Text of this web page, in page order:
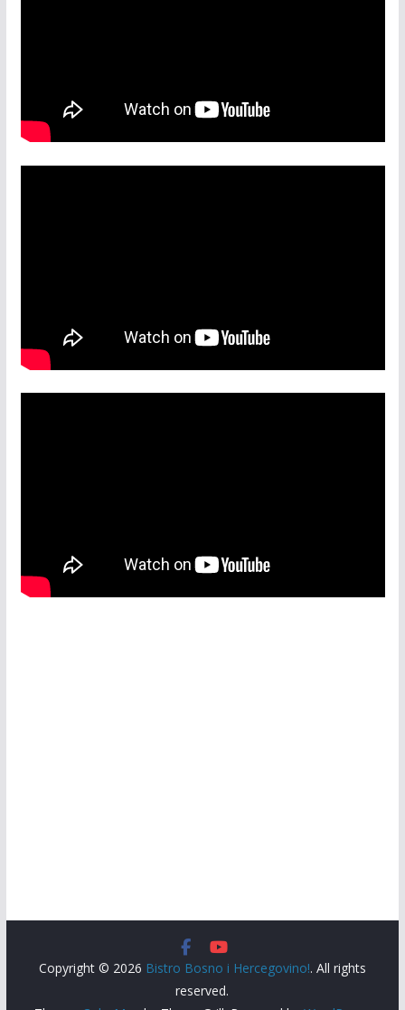
Copyright © 2026 Bistro Bosno i Hercegovino!. All rights
reserved.